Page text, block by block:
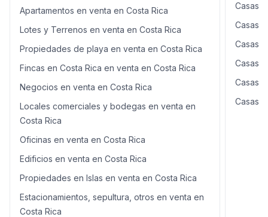
principal con baño completo, walk-in closet y terraza y
las habitaciones secundarias tienen acceso a la terraza.
-2 baños: Un baño completo compartido para los dos
dormitorios secundarios Azotea: Escalera a la azotea
disfrutar de la vista al mar). ¡Lista para entrega inmediata!
Contáctanos para un tour privado
Apartamentos en venta en Costa Rica
Lotes y Terrenos en venta en Costa Rica
Propiedades de playa en venta en Costa Rica
Fincas en Costa Rica en venta en Costa Rica
Negocios en venta en Costa Rica
Locales comerciales y bodegas en venta en
Costa Rica
Oficinas en venta en Costa Rica
Edificios en venta en Costa Rica
Propiedades en Islas en venta en Costa Rica
Estacionamientos, sepultura, otros en venta en
Costa Rica
Casas
Casas
Casas
Casas
Casas
Casas